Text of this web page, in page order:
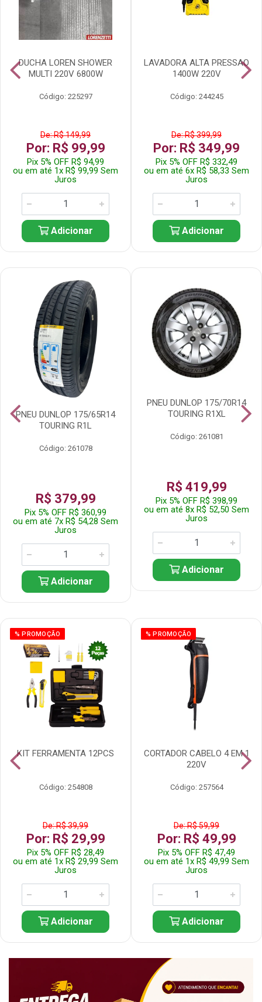
DUCHA LOREN SHOWER
MULTI 220V 6800W
Código: 225297
De: R$ 149,99
Por: R$ 99,99
Pix 5% OFF R$ 94,99
ou em até 1x R$ 99,99 Sem
Juros
Adicionar
LAVADORA ALTA PRESSAO
1400W 220V
Código: 244245
De: R$ 399,99
Por: R$ 349,99
Pix 5% OFF R$ 332,49
ou em até 6x R$ 58,33 Sem
Juros
Adicionar
PNEU DUNLOP 175/65R14
TOURING R1L
Código: 261078
R$ 379,99
Pix 5% OFF R$ 360,99
ou em até 7x R$ 54,28 Sem
Juros
Adicionar
PNEU DUNLOP 175/70R14
TOURING R1XL
Código: 261081
R$ 419,99
Pix 5% OFF R$ 398,99
ou em até 8x R$ 52,50 Sem
Juros
Adicionar
% PROMOÇÃO
KIT FERRAMENTA 12PCS
Código: 254808
De: R$ 39,99
Por: R$ 29,99
Pix 5% OFF R$ 28,49
ou em até 1x R$ 29,99 Sem
Juros
Adicionar
% PROMOÇÃO
CORTADOR CABELO 4 EM 1
220V
Código: 257564
De: R$ 59,99
Por: R$ 49,99
Pix 5% OFF R$ 47,49
ou em até 1x R$ 49,99 Sem
Juros
Adicionar